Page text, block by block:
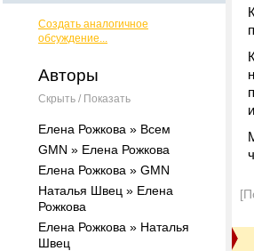
Создать аналогичное
обсуждение...
Авторы
Скрыть / Показать
Елена Рожкова » Всем
GMN » Елена Рожкова
Елена Рожкова » GMN
Наталья Швец » Елена
Рожкова
Елена Рожкова » Наталья
Швец